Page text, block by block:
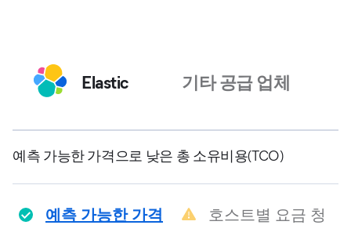
Elastic 기타 공급 업체
예측 가능한 가격으로 낮은 총 소유비용(TCO)
예측 가능한 가격
호스트별 요금 청